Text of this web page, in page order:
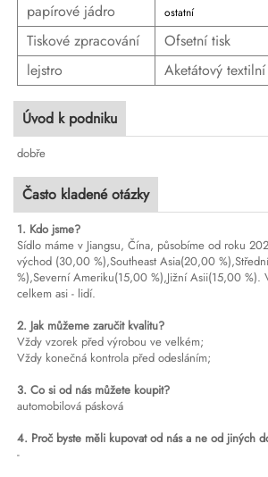
papírové jádro
ostatní
Tiskové zpracování
Ofsetní tisk
lejstro
Aketátový
Úvod k podniku
dobře
Často kladené otázky
1. Kdo jsme?
Sídlo máme v Jiangsu, Čína, působíme od roku
východ (30,00 %),Southeast Asia(20,00
%),Severní Ameriku(15,00 %),Jižní Asii(15,00 %).
celkem asi - lidí.
2. Jak můžeme zaručit kvalitu?
Vždy vzorek před výrobou ve velkém;
Vždy konečná kontrola před odesláním;
3. Co si od nás můžete koupit?
automobilová pásková
4. Proč byste měli kupovat od nás a ne od jiných
-